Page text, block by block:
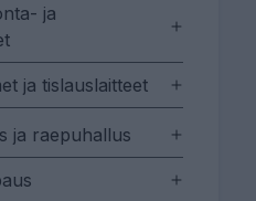
ja
ja tislauslaitteet
ja raepuhallus